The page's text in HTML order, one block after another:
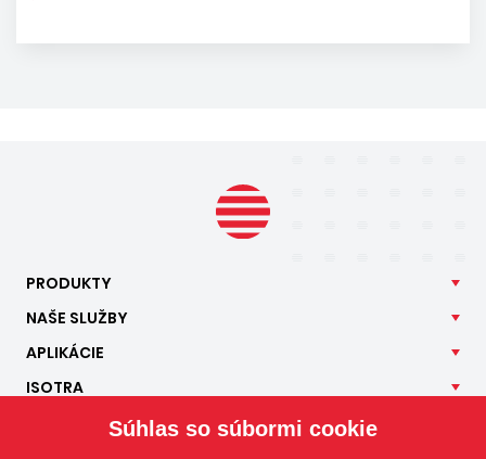
PRODUKTY
NAŠE SLUŽBY
APLIKÁCIE
ISOTRA
Súhlas so súbormi cookie